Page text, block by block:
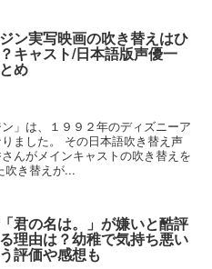
ン実写映画の吹き替えはひ
キャスト/日本語版声優一
め
」は、１９９２年のディズニーア
ました。 その日本語吹き替え声
んがメインキャストの吹き替えを
吹き替えが...
君の名は。」が嫌いと酷評
理由は？幼稚で気持ち悪い
評価や感想も